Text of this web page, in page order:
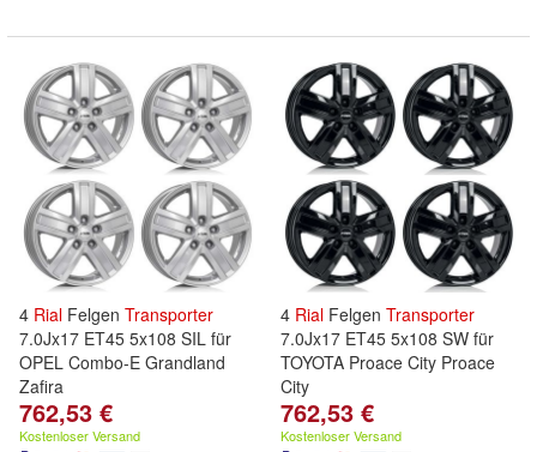
4 Rial Felgen Transporter
7.0Jx17 ET45 5x108 SIL für
OPEL Combo-E Grandland
Zafira
762,53 €
Kostenloser Versand
4 Rial Felgen Transporter
7.0Jx17 ET45 5x108 SW für
TOYOTA Proace City Proace
City
762,53 €
Kostenloser Versand